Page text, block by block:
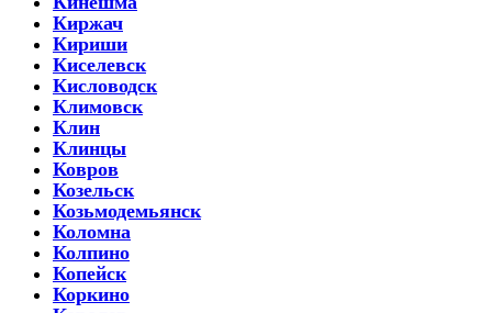
Киржач
Кириши
Киселевск
Кисловодск
Климовск
Клин
Клинцы
Ковров
Козельск
Козьмодемьянск
Коломна
Колпино
Копейск
Коркино